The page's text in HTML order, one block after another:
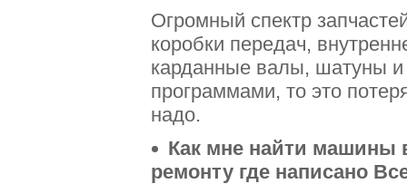
Огромный спектр
коробки передач,
карданные валы, шатуны
программами, то это
надо.
Как мне найти машины
ремонту где написано